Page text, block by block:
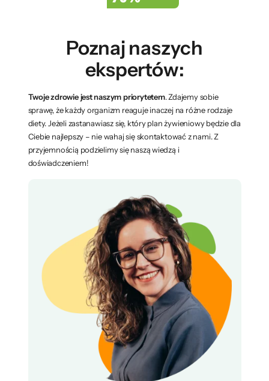
Poznaj naszych
ekspertów:
Twoje zdrowie jest naszym priorytetem. Zdajemy sobie
sprawę, że każdy organizm reaguje inaczej na różne rodzaje
diety. Jeżeli zastanawiasz się, który plan żywieniowy będzie dla
Ciebie najlepszy – nie wahaj się skontaktować z nami. Z
przyjemnością podzielimy się naszą wiedzą i
doświadczeniem!